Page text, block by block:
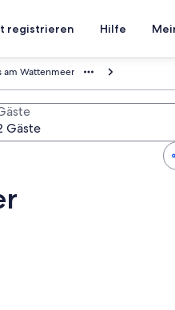
registrieren Hilfe
am Wattenmeer